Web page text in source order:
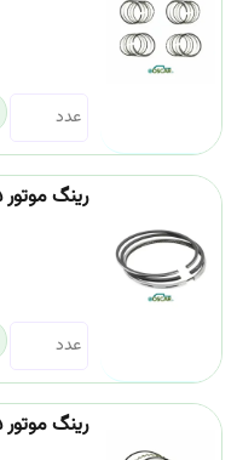
رینگ موتور 25 پراید مارموت
رینگ موتور 75 روآ مارموت